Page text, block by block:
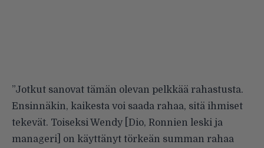
”Jotkut sanovat tämän olevan pelkkää rahastusta.
Ensinnäkin, kaikesta voi saada rahaa, sitä ihmiset
tekevät. Toiseksi Wendy [Dio, Ronnien leski ja
manageri] on käyttänyt törkeän summan rahaa